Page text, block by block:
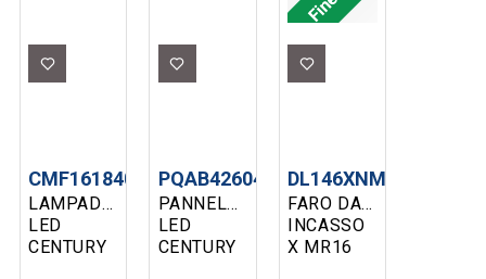
LAMPADA
LED
CENTURY
CMF161840
PANNELLO
LED
CENTURY
PQAB426040
FARO DA
INCASSO
X MR16
DL146XNM